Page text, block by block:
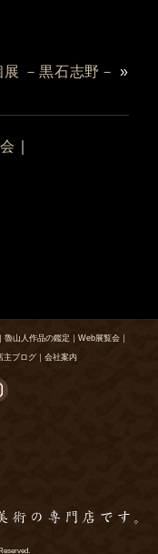
－黒石志野－ »
｜ 魯山人作品の鑑定 ｜ Web展覧会 ｜
主ブログ ｜ 会社案内